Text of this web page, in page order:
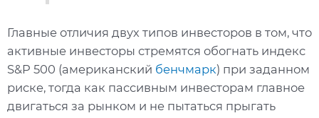
Главные отличия двух типов инвесторов в том, что
активные инвесторы стремятся обогнать индекс
S&P 500 (американский бенчмарк) при заданном
риске, тогда как пассивным инвесторам главное
двигаться за рынком и не пытаться прыгать